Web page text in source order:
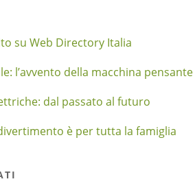
su Web Directory Italia
l’avvento della macchina pensante
dal passato al futuro
è per tutta la famiglia